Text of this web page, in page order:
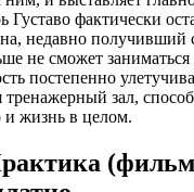
Густаво фактически
недавно получивший
не сможет
постепенно
тренажерный зал,
и жизнь в целом.
(фильм